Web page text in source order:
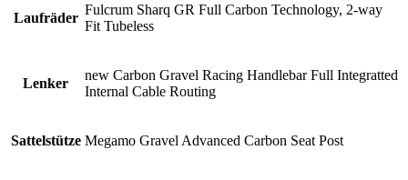
Laufräder
Fulcrum Sharq GR Full Carbon Technology, 2-way
Fit Tubeless
Lenker
new Carbon Gravel Racing Handlebar Full Integratted
Internal Cable Routing
Sattelstütze Megamo Gravel Advanced Carbon Seat Post